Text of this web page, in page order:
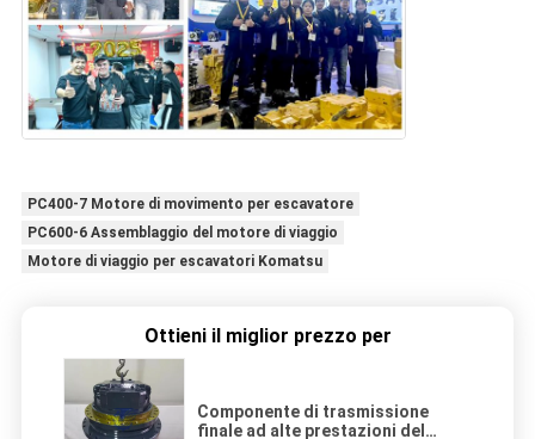
PC400-7 Motore di movimento per escavatore
PC600-6 Assemblaggio del motore di viaggio
Motore di viaggio per escavatori Komatsu
Ottieni il miglior prezzo per
Componente di trasmissione
finale ad alte prestazioni del